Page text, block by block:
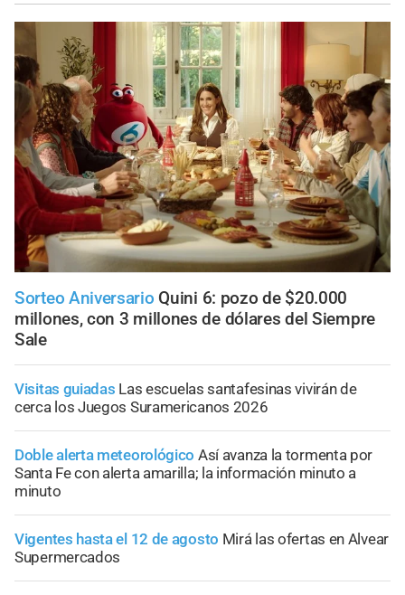
Sorteo Aniversario Quini 6: pozo de $20.000
millones, con 3 millones de dólares del Siempre
Sale
Visitas guiadas Las escuelas santafesinas vivirán de
cerca los Juegos Suramericanos 2026
Doble alerta meteorológico Así avanza la tormenta por
Santa Fe con alerta amarilla; la información minuto a
minuto
Vigentes hasta el 12 de agosto Mirá las ofertas en Alvear
Supermercados